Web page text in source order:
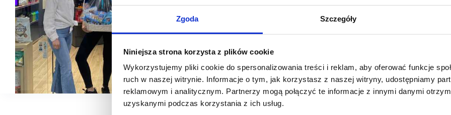
Zgoda Szczegóły
Niniejsza strona korzysta z plików cookie
Wykorzystujemy pliki cookie do spersonalizowania treści i reklam, aby oferować funkcje
ruch w naszej witrynie. Informacje o tym, jak korzystasz z naszej witryny, udostępniamy
reklamowym i analitycznym. Partnerzy mogą połączyć te informacje z innymi danymi
uzyskanymi podczas korzystania z ich usług.